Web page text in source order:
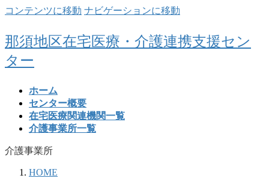
コンテンツに移動 ナビゲーションに移動
那須地区在宅医療・介護連携支援セン
ター
ホーム
センター概要
在宅医療関連機関一覧
介護事業所一覧
介護事業所
HOME